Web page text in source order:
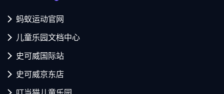
蚂蚁运动官网
儿童乐园文档中心
史可威国际站
史可威京东店